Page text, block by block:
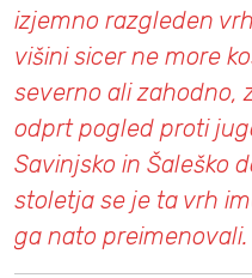
izjemno razgleden
višini sicer ne more
severno ali zahodno,
odprt pogled proti
Savinjsko in Šaleško
stoletja se je ta vrh
ga nato preimenovali.